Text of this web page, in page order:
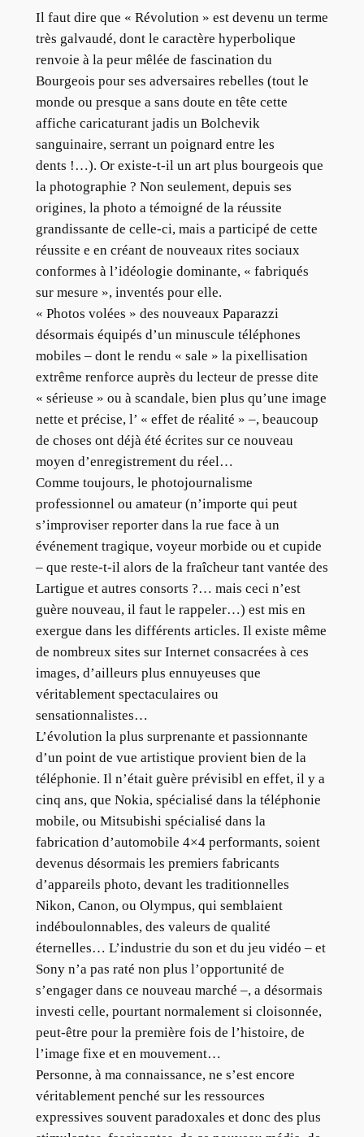
Il faut dire que « Révolution » est devenu un terme
très galvaudé, dont le caractère hyperbolique
renvoie à la peur mêlée de fascination du
Bourgeois pour ses adversaires rebelles (tout le
monde ou presque a sans doute en tête cette
affiche caricaturant jadis un Bolchevik
sanguinaire, serrant un poignard entre les
dents !…). Or existe-t-il un art plus bourgeois que
la photographie ? Non seulement, depuis ses
origines, la photo a témoigné de la réussite
grandissante de celle-ci, mais a participé de cette
réussite e en créant de nouveaux rites sociaux
conformes à l’idéologie dominante, « fabriqués
sur mesure », inventés pour elle.
« Photos volées » des nouveaux Paparazzi
désormais équipés d’un minuscule téléphones
mobiles – dont le rendu « sale » la pixellisation
extrême renforce auprès du lecteur de presse dite
« sérieuse » ou à scandale, bien plus qu’une image
nette et précise, l’ « effet de réalité » –, beaucoup
de choses ont déjà été écrites sur ce nouveau
moyen d’enregistrement du réel…
Comme toujours, le photojournalisme
professionnel ou amateur (n’importe qui peut
s’improviser reporter dans la rue face à un
événement tragique, voyeur morbide ou et cupide
– que reste-t-il alors de la fraîcheur tant vantée des
Lartigue et autres consorts ?… mais ceci n’est
guère nouveau, il faut le rappeler…) est mis en
exergue dans les différents articles. Il existe même
de nombreux sites sur Internet consacrées à ces
images, d’ailleurs plus ennuyeuses que
véritablement spectaculaires ou
sensationnalistes…
L’évolution la plus surprenante et passionnante
d’un point de vue artistique provient bien de la
téléphonie. Il n’était guère prévisibl en effet, il y a
cinq ans, que Nokia, spécialisé dans la téléphonie
mobile, ou Mitsubishi spécialisé dans la
fabrication d’automobile 4×4 performants, soient
devenus désormais les premiers fabricants
d’appareils photo, devant les traditionnelles
Nikon, Canon, ou Olympus, qui semblaient
indéboulonnables, des valeurs de qualité
éternelles… L’industrie du son et du jeu vidéo – et
Sony n’a pas raté non plus l’opportunité de
s’engager dans ce nouveau marché –, a désormais
investi celle, pourtant normalement si cloisonnée,
peut-être pour la première fois de l’histoire, de
l’image fixe et en mouvement…
Personne, à ma connaissance, ne s’est encore
véritablement penché sur les ressources
expressives souvent paradoxales et donc des plus